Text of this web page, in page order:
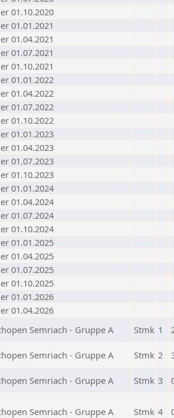
01.10.2020
01.01.2021
01.04.2021
01.07.2021
01.10.2021
01.01.2022
01.04.2022
01.07.2022
01.10.2022
01.01.2023
01.04.2023
01.07.2023
01.10.2023
01.01.2024
01.04.2024
01.07.2024
01.10.2024
01.01.2025
01.04.2025
01.07.2025
01.10.2025
01.01.2026
01.04.2026
Semriach - Gruppe A Stmk 1
Semriach - Gruppe A Stmk 2
Semriach - Gruppe A Stmk 3
Semriach - Gruppe A Stmk 4